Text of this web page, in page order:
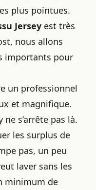
plus pointues.
Jersey est très
nous allons
importants pour
un professionnel
et magnifique.
s’arrête pas là.
les surplus de
pas, un peu
laver sans les
minimum de